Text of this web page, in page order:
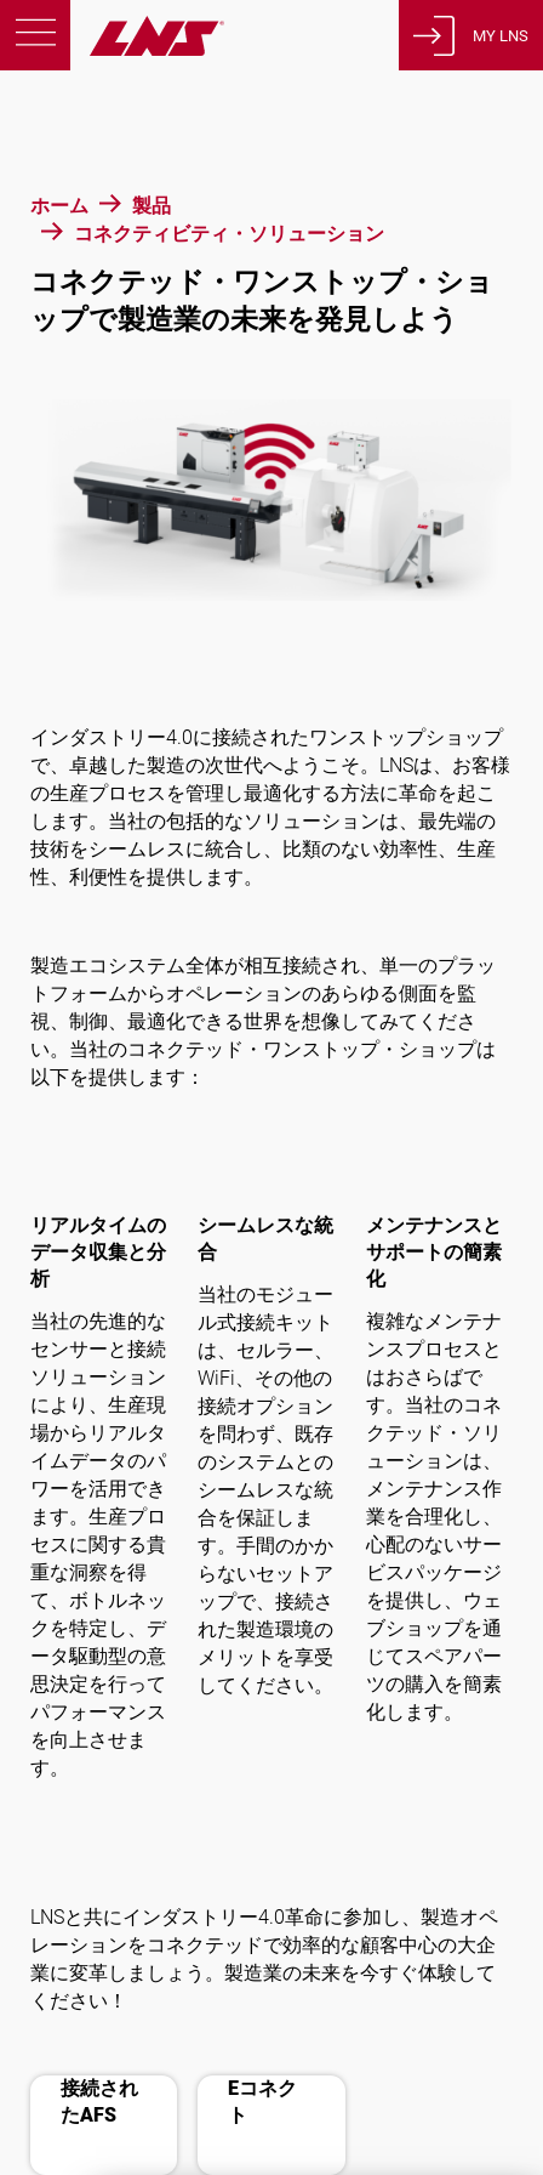
ホーム
製品
コネクティビティ・ソリューション
コネクテッド・ワンストップ・ショ
ップで製造業の未来を発見しよう
インダストリー4.0に接続されたワンストップショップ
で、卓越した製造の次世代へようこそ。LNSは、お客様
の生産プロセスを管理し最適化する方法に革命を起こ
します。当社の包括的なソリューションは、最先端の
技術をシームレスに統合し、比類のない効率性、生産
性、利便性を提供します。
製造エコシステム全体が相互接続され、単一のプラッ
トフォームからオペレーションのあらゆる側面を監
視、制御、最適化できる世界を想像してみてくださ
い。当社のコネクテッド・ワンストップ・ショップは
以下を提供します：
リアルタイムの
データ収集と分
析
当社の先進的な
センサーと接続
ソリューション
により、生産現
場からリアルタ
イムデータのパ
ワーを活用でき
ます。生産プロ
セスに関する貴
重な洞察を得
て、ボトルネッ
クを特定し、デ
ータ駆動型の意
思決定を行って
パフォーマンス
を向上させま
す。
シームレスな統
合
当社のモジュー
ル式接続キット
は、セルラー、
WiFi、その他の
接続オプション
を問わず、既存
のシステムとの
シームレスな統
合を保証しま
す。手間のかか
らないセットア
ップで、接続さ
れた製造環境の
メリットを享受
してください。
メンテナンスと
サポートの簡素
化
複雑なメンテナ
ンスプロセスと
はおさらばで
す。当社のコネ
クテッド・ソリ
ューションは、
メンテナンス作
業を合理化し、
心配のないサー
ビスパッケージ
を提供し、ウェ
ブショップを通
じてスペアパー
ツの購入を簡素
化します。
LNSと共にインダストリー4.0革命に参加し、製造オペ
レーションをコネクテッドで効率的な顧客中心の大企
業に変革しましょう。製造業の未来を今すぐ体験して
ください！
cast_connected
接続され
たAFS
phonelink_ring
Eコネク
ト
会社概要
採用情報
連絡先
スイス
MY LNS